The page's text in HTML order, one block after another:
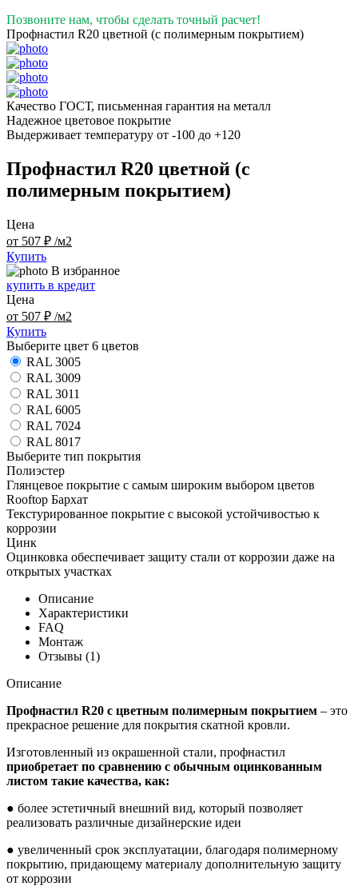
Позвоните нам, чтобы сделать точный расчет!
Профнастил R20 цветной (с полимерным покрытием)
Качество ГОСТ, письменная гарантия на металл
Надежное цветовое покрытие
Выдерживает температуру от -100 до +120
Профнастил R20 цветной (с
полимерным покрытием)
Цена
от 507 ₽ /м2
Купить
В избранное
купить в кредит
Цена
от 507 ₽ /м2
Купить
Выберите цвет 6 цветов
RAL 3005
RAL 3009
RAL 3011
RAL 6005
RAL 7024
RAL 8017
Выберите тип покрытия
Полиэстер
Глянцевое покрытие с самым широким выбором цветов
Rooftop Бархат
Текстурированное покрытие с высокой устойчивостью к
коррозии
Цинк
Оцинковка обеспечивает защиту стали от коррозии даже на
открытых участках
Описание
Характеристики
FAQ
Монтаж
Отзывы (1)
Описание
Профнастил R20 с цветным полимерным покрытием – это
прекрасное решение для покрытия скатной кровли.
Изготовленный из окрашенной стали, профнастил
приобретает по сравнению с обычным оцинкованным
листом такие качества, как:
● более эстетичный внешний вид, который позволяет
реализовать различные дизайнерские идеи
● увеличенный срок эксплуатации, благодаря полимерному
покрытию, придающему материалу дополнительную защиту
от коррозии